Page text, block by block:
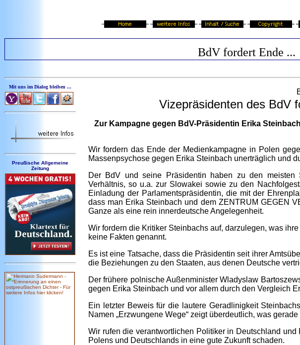
BdV fordert Ende ...
Mit uns im Dialog bleiben ...
Preußische Allgemeine
Zeitung
Vizepräsidenten des BdV
Zur Kampagne gegen BdV-Präsidentin Erika
Wir fordern das Ende der Medienkampagne in Polen
Massenpsychose gegen Erika Steinbach unerträglich und
Der BdV und seine Präsidentin haben zu den meisten
Verhältnis, so u.a. zur Slowakei sowie zu den
Einladung der Parlamentspräsidentin, die mit der
dass man Erika Steinbach und dem ZENTRUM GEGEN
Ganze als eine rein innerdeutsche Angelegenheit.
Wir fordern die Kritiker Steinbachs auf, darzulegen, was
keine Fakten genannt.
Es ist eine Tatsache, dass die Präsidentin seit ihrer
die Beziehungen zu den Staaten, aus denen Deutsche
Der frühere polnische Außenminister Wladyslaw
gegen Erika Steinbach und vor allem durch den Vergleich
Ein letzter Beweis für die lautere Geradlinigkeit
Namen „Erzwungene Wege“ zeigt überdeutlich, was
Wir rufen die verantwortlichen Politiker in Deutschland
Polens und Deutschlands in eine gute Zukunft schaden.